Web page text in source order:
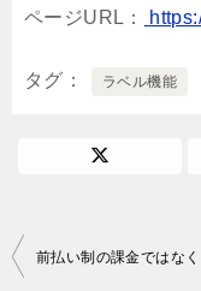
ページURL：
タグ ラベル機能
投